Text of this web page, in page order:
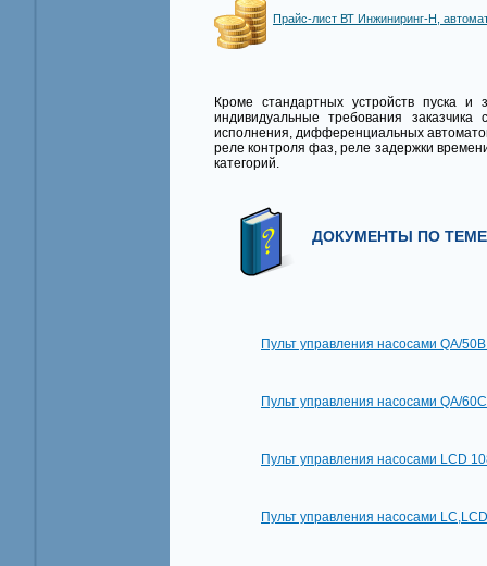
Прайс-лист ВТ Инжиниринг-Н,
Кроме стандартных устройств пуска
индивидуальные требования
исполнения, дифференциальных
реле контроля фаз, реле задержки
категорий.
ДОКУМЕНТЫ ПО
Пульт управления насосами QA/
Пульт управления насосами QA/
Пульт управления насосами LCD
Пульт управления насосами